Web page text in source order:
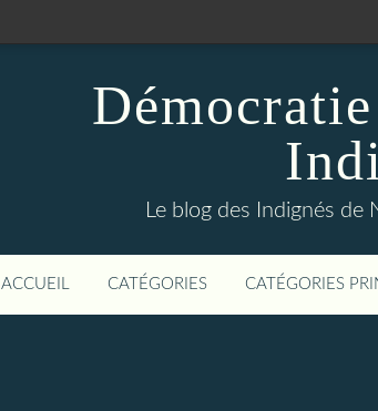
Le blog des Indignés
ACCUEIL CATÉGORIES CATÉGORIES